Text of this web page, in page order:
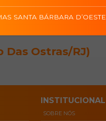
aplicativo.
Das Ostras/RJ)
INSTITUCIONAL
SOBRE NÓS
SANTA BÁRBARA D’OESTE